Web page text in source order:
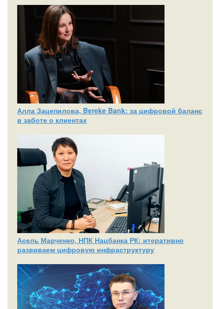
Алла Зацепилова, Bereke Bank: за цифровой баланс
в заботе о клиентах
Асель Марченко, НПК Нацбанка РК: итеративно
развиваем цифровую инфраструктуру